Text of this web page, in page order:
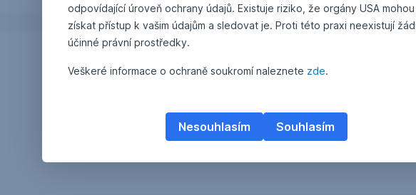
odpovídající úroveň ochrany údajů. Existuje riziko, že orgány USA mohou
získat přístup k vašim údajům a sledovat je. Proti této praxi neexistují
účinné právní prostředky.
Veškeré informace o ochraně soukromí naleznete zde.
Souhlasím
Nesouhlasím